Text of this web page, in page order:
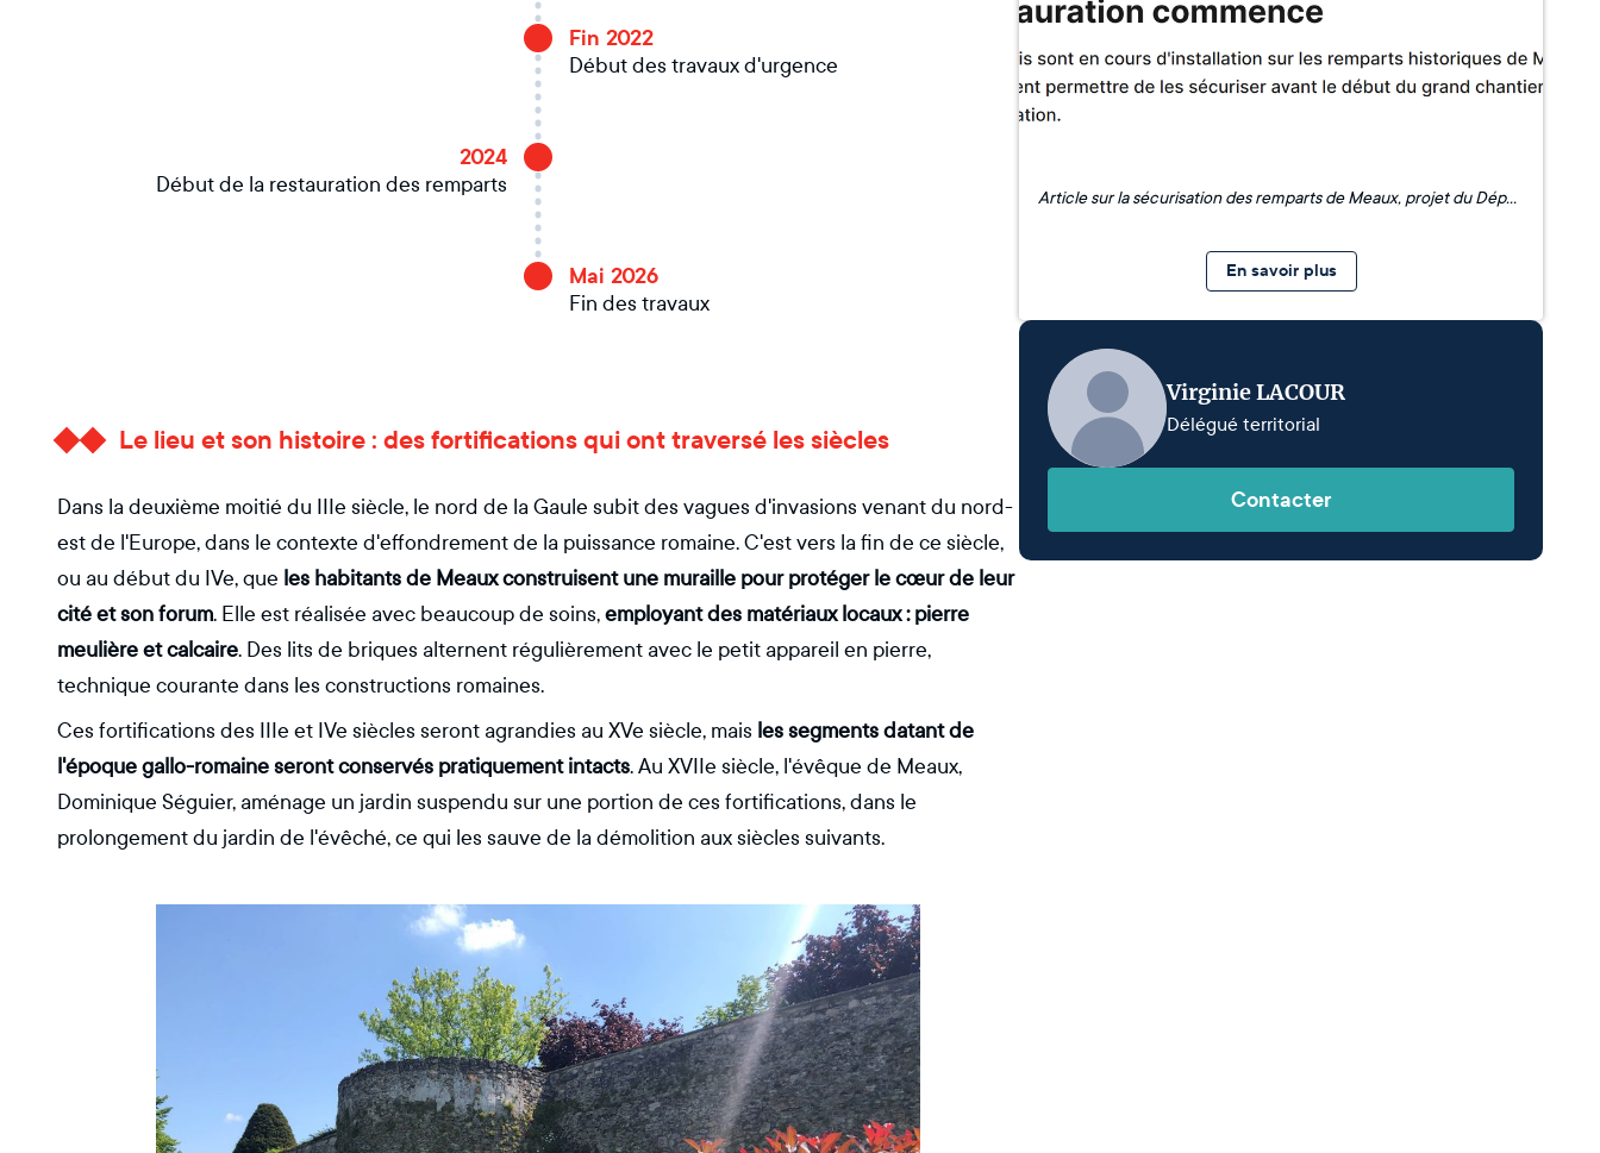
Fin 2022
Début des travaux d'urgence
2024
Début de la restauration des remparts
Mai 2026
Fin des travaux
Le lieu et son histoire : des fortifications qui ont traversé les siècles
Dans la deuxième moitié du IIIe siècle, le nord de la Gaule subit des vagues d'invasions venant du nord-
est de l'Europe, dans le contexte d'effondrement de la puissance romaine. C'est vers la fin de ce siècle,
ou au début du IVe, que les habitants de Meaux construisent une muraille pour protéger le cœur de leur
cité et son forum. Elle est réalisée avec beaucoup de soins,employant des matériaux locaux : pierre
meulière et calcaire. Des lits de briques alternent régulièrement avec le petit appareil en pierre,
technique courante dans les constructions romaines.
Ces fortifications des IIIe et IVe siècles seront agrandies au XVe siècle, mais les segments datant de
l'époque gallo-romaine seront conservés pratiquement intacts. Au XVIIe siècle, l'évêque de Meaux,
Dominique Séguier, aménage un jardin suspendu sur une portion de ces fortifications, dans le
prolongement du jardin de l'évêché, ce qui les sauve de la démolition aux siècles suivants.
Article sur la sécurisation des remparts de Meaux, projet du Département de Seine-et-Marne du Loto du patrimoine 2022 ! 🔍📰 A lire par ici : La Marne - Impressionnante pose d'étais aux remparts de Meaux : l'opération de restauration commence
En savoir plus
Virginie LACOUR
Délégué territorial
Contacter